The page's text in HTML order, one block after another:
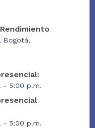
, Bogotá,
- 5:00 p.m.
- 5:00 p.m.